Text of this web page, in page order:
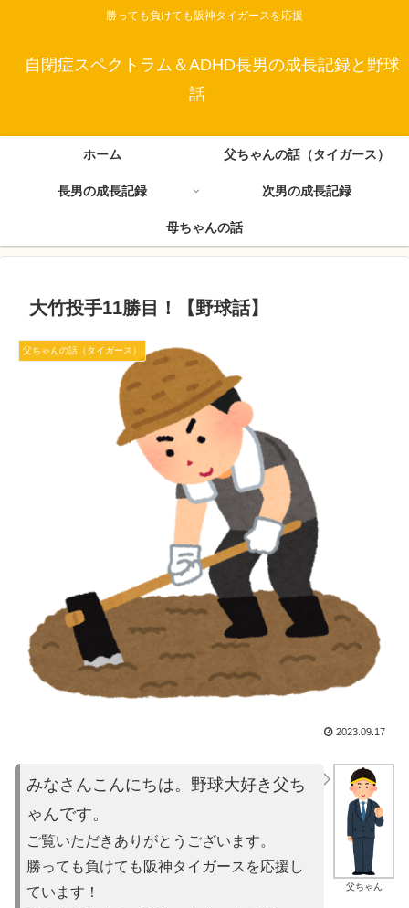
勝っても負けても阪神タイガースを応援
自閉症スペクトラム＆ADHD長男の成長記録と野球
話
ホーム 父ちゃんの話（タイガース）
長男の成長記録 次男の成長記録
母ちゃんの話
大竹投手11勝目！【野球話】
父ちゃんの話（タイガース）
2023.09.17
父ちゃん
みなさんこんにちは。野球大好き父ち
ゃんです。
ご覧いただきありがとうございます。
勝っても負けても阪神タイガースを応援し
ています！